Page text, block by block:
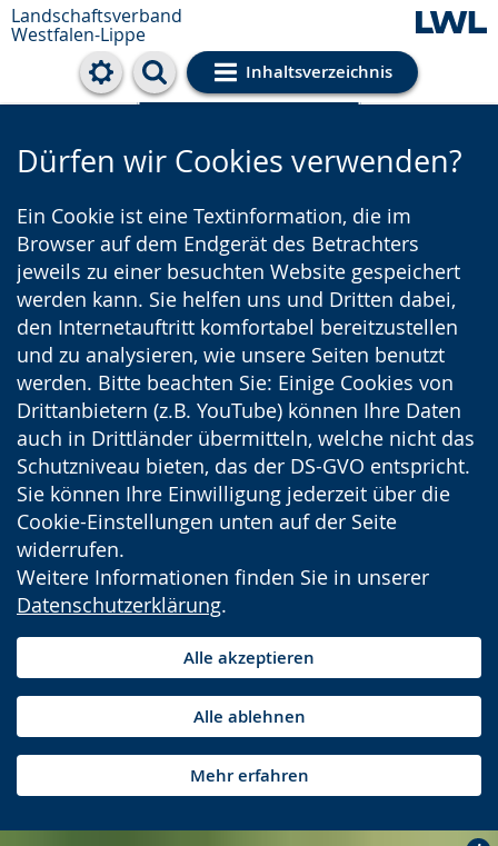
Landschaftsverband
Westfalen-Lippe
Inhaltsverzeichnis
Cookie-Einstellungen
Dürfen wir Cookies verwenden?
Ein Cookie ist eine Textinformation, die im
Browser auf dem Endgerät des Betrachters
jeweils zu einer besuchten Website gespeichert
werden kann. Sie helfen uns und Dritten dabei,
den Internetauftritt komfortabel bereitzustellen
und zu analysieren, wie unsere Seiten benutzt
werden. Bitte beachten Sie: Einige Cookies von
Drittanbietern (z.B. YouTube) können Ihre Daten
auch in Drittländer übermitteln, welche nicht das
Schutzniveau bieten, das der DS-GVO entspricht.
Sie können Ihre Einwilligung jederzeit über die
Cookie-Einstellungen unten auf der Seite
widerrufen.
Weitere Informationen finden Sie in unserer
Datenschutzerklärung.
Alle akzeptieren
Alle ablehnen
Mehr erfahren